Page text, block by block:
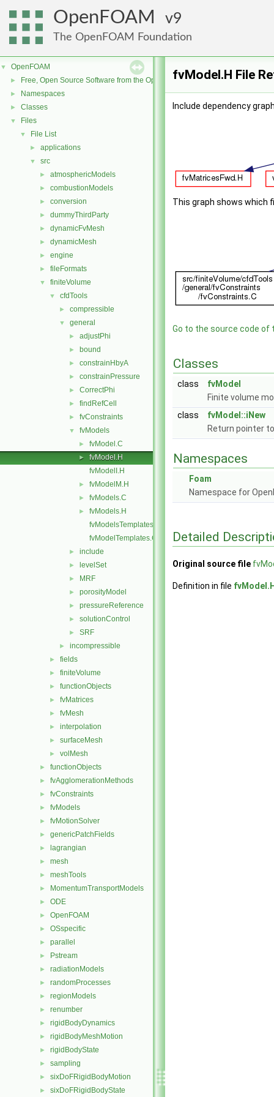
OpenFOAM 9
The OpenFOAM Foundation
▼ OpenFOAM
► Free, Open Source Software from the OpenFOAM Foundation
► Namespaces
► Classes
▼ Files
▼ File List
► applications
▼ src
► atmosphericModels
► combustionModels
► conversion
► dummyThirdParty
► dynamicFvMesh
► dynamicMesh
► engine
► fileFormats
▼ finiteVolume
▼ cfdTools
► compressible
▼ general
► adjustPhi
► bound
► constrainHbyA
► constrainPressure
► CorrectPhi
► findRefCell
► fvConstraints
▼ fvModels
► fvModel.C
►
fvModel.H
fvModelI.H
► fvModelM.H
► fvModels.C
►
fvModels.H
fvModelsTemplates.C
fvModelTemplates.C
► include
► levelSet
► MRF
► porosityModel
► pressureReference
► solutionControl
► SRF
► incompressible
► fields
► finiteVolume
► functionObjects
► fvMatrices
► fvMesh
► interpolation
► surfaceMesh
► volMesh
► functionObjects
► fvAgglomerationMethods
► fvConstraints
► fvModels
► fvMotionSolver
► genericPatchFields
► lagrangian
► mesh
► meshTools
► MomentumTransportModels
► ODE
► OpenFOAM
► OSspecific
► parallel
► Pstream
► radiationModels
► randomProcesses
► regionModels
► renumber
► rigidBodyDynamics
► rigidBodyMeshMotion
► rigidBodyState
► sampling
► sixDoFRigidBodyMotion
► sixDoFRigidBodyState
fvModel.H File
Include dependency
This graph shows which
Go to the source code of
Classes
class
fvModel
Finite volume
class
fvModel::iNew
Return pointer
Namespaces
Foam
Namespace for
Detailed
Original source file
Definition in file